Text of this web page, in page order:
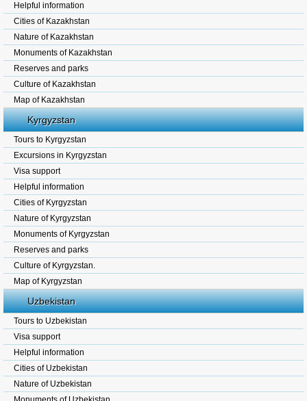
Helpful information
Cities of Kazakhstan
Nature of Kazakhstan
Monuments of Kazakhstan
Reserves and parks
Culture of Kazakhstan
Map of Kazakhstan
Kyrgyzstan
Tours to Kyrgyzstan
Excursions in Kyrgyzstan
Visa support
Helpful information
Cities of Kyrgyzstan
Nature of Kyrgyzstan
Monuments of Kyrgyzstan
Reserves and parks
Culture of Kyrgyzstan.
Map of Kyrgyzstan
Uzbekistan
Tours to Uzbekistan
Visa support
Helpful information
Cities of Uzbekistan
Nature of Uzbekistan